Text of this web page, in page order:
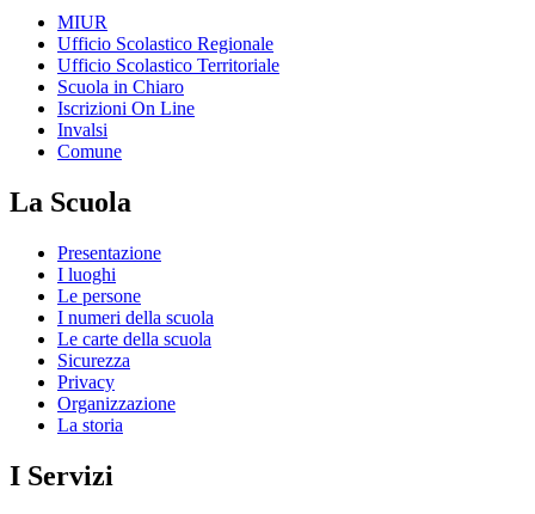
MIUR
Ufficio Scolastico Regionale
Ufficio Scolastico Territoriale
Scuola in Chiaro
Iscrizioni On Line
Invalsi
Comune
La Scuola
Presentazione
I luoghi
Le persone
I numeri della scuola
Le carte della scuola
Sicurezza
Privacy
Organizzazione
La storia
I Servizi